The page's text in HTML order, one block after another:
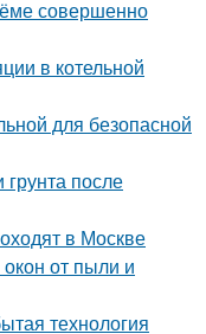
совершенно
в котельной
для безопасной
после
в Москве
от пыли и
технология